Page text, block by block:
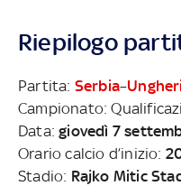
Riepilogo
Partita: Serbia–
Campionato:
Data:giovedì 7
Orario calcio d’inizio:
Stadio: Rajko Mitic